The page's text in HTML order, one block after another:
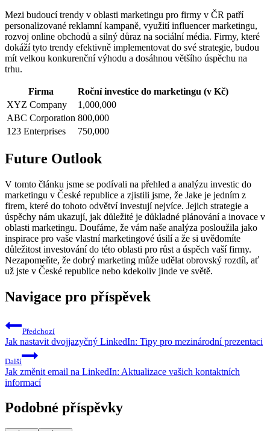
Mezi budoucí trendy v oblasti ⁣marketingu pro firmy‍ v ČR patří
personalizované reklamní kampaně, využití ⁤influencer⁤ marketingu,
rozvoj​ online obchodů a silný důraz na ⁣sociální média. Firmy, které
dokáží tyto trendy efektivně implementovat do své strategie, budou ​
mít velkou konkurenční výhodu a⁣ dosáhnou většího⁣ úspěchu na
trhu.
Firma
Roční investice do marketingu (v Kč)
XYZ Company
1,000,000
ABC Corporation 800,000
123 Enterprises
750,000
Future Outlook
V tomto článku jsme se podívali na přehled a analýzu investic do
marketingu v České republice a zjistili jsme, že Jake je jedním z
firem,‍ které do tohoto ​odvětví⁤ investují nejvíce. Jejich strategie a
úspěchy nám ukazují, jak důležité je ‌důkladné plánování ‍a inovace v⁤
oblasti marketingu. Doufáme, že vám naše analýza posloužila ‍jako
inspirace pro vaše vlastní marketingové úsilí ⁤a že si uvědomíte
důležitost investování do této oblasti pro ⁢růst a úspěch vaší ‌firmy.
Nezapomeňte, ⁤že ⁢dobrý marketing může udělat obrovský rozdíl, ať
už⁤ jste v České republice nebo kdekoliv jinde ve světě.
Navigace pro příspěvek
Předchozí
Jak nastavit dvojjazyčný LinkedIn: Tipy pro mezinárodní prezentaci
Další
Jak změnit email na LinkedIn: Aktualizace vašich kontaktních
informací
Podobné příspěvky